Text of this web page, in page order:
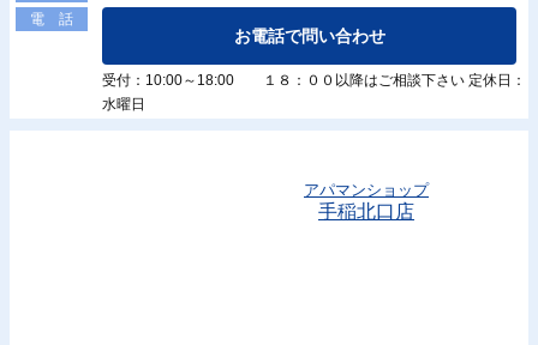
電 話
お電話で問い合わせ
受付：10:00～18:00 １８：００以降はご相談下さい 定休日：
水曜日
アパマンショップ
手稲北口店